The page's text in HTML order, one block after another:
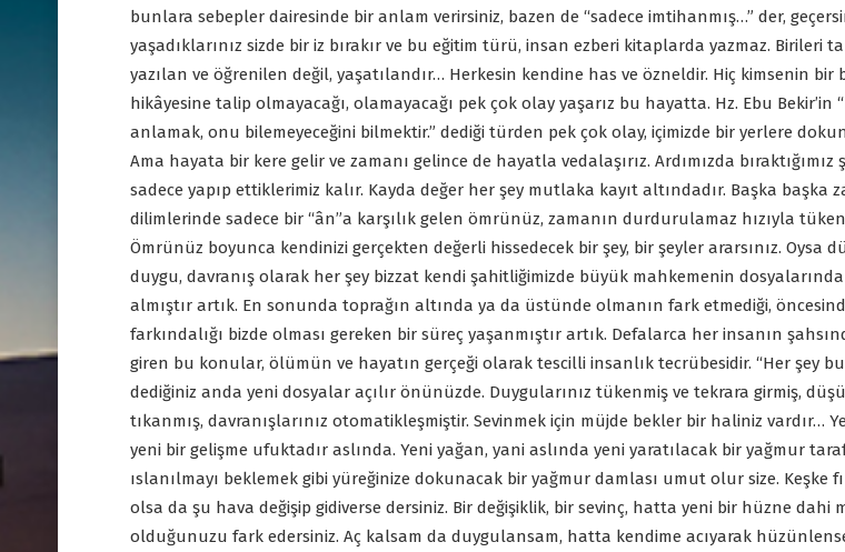
bunlara sebepler dairesinde bir anlam verirsiniz, bazen de “sadece imtihanmış…” der,
yaşadıklarınız sizde bir iz bırakır ve bu eğitim türü, insan ezberi kitaplarda yazmaz. Birileri
yazılan ve öğrenilen değil, yaşatılandır… Herkesin kendine has ve özneldir. Hiç kimsenin bir
hikâyesine talip olmayacağı, olamayacağı pek çok olay yaşarız bu hayatta. Hz. Ebu Bekir’in
anlamak, onu bilemeyeceğini bilmektir.” dediği türden pek çok olay, içimizde bir yerlere
Ama hayata bir kere gelir ve zamanı gelince de hayatla vedalaşırız. Ardımızda bıraktığımız
sadece yapıp ettiklerimiz kalır. Kayda değer her şey mutlaka kayıt altındadır. Başka başka
dilimlerinde sadece bir “ân”a karşılık gelen ömrünüz, zamanın durdurulamaz hızıyla
Ömrünüz boyunca kendinizi gerçekten değerli hissedecek bir şey, bir şeyler ararsınız. Oysa
duygu, davranış olarak her şey bizzat kendi şahitliğimizde büyük mahkemenin
almıştır artık. En sonunda toprağın altında ya da üstünde olmanın fark etmediği,
farkındalığı bizde olması gereken bir süreç yaşanmıştır artık. Defalarca her insanın
giren bu konular, ölümün ve hayatın gerçeği olarak tescilli insanlık tecrübesidir. “Her şey
dediğiniz anda yeni dosyalar açılır önünüzde. Duygularınız tükenmiş ve tekrara girmiş,
tıkanmış, davranışlarınız otomatikleşmiştir. Sevinmek için müjde bekler bir haliniz vardır…
yeni bir gelişme ufuktadır aslında. Yeni yağan, yani aslında yeni yaratılacak bir yağmur
ıslanılmayı beklemek gibi yüreğinize dokunacak bir yağmur damlası umut olur size. Keşke
olsa da şu hava değişip gidiverse dersiniz. Bir değişiklik, bir sevinç, hatta yeni bir hüzne dahi
olduğunuzu fark edersiniz. Aç kalsam da duygulansam, hatta kendime acıyarak